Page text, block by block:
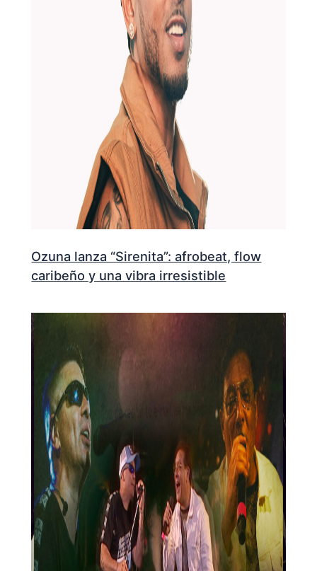
Ozuna lanza “Sirenita”: afrobeat, flow
caribeño y una vibra irresistible